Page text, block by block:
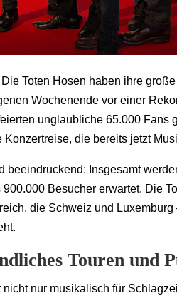
Toten Hosen haben ihre
Wochenende vor einer
unglaubliche 65.000 Fans
Konzertreise, die bereits jetzt
beeindruckend: Insgesamt
900.000 Besucher erwartet. Die
die Schweiz und
Touren und
nicht nur musikalisch für